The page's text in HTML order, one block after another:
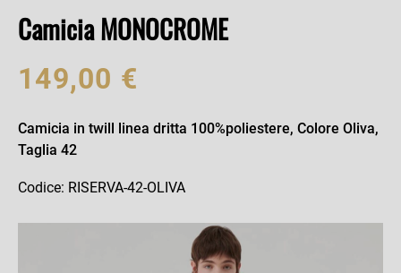
Camicia MONOCROME
149,00 €
Camicia in twill linea dritta 100%poliestere, Colore Oliva,
Taglia 42
Codice: RISERVA-42-OLIVA